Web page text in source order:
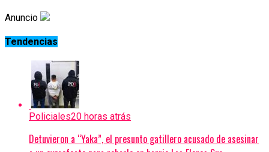
Anuncio
Tendencias
Policiales20 horas atrás
Detuvieron a “Yaka”, el presunto gatillero acusado de asesinar